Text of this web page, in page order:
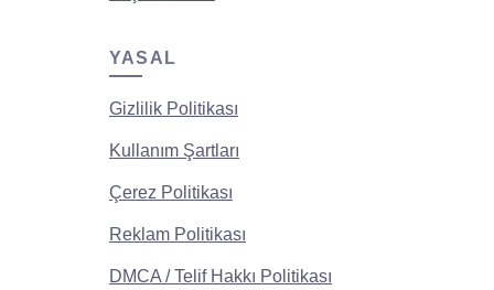
YASAL
Gizlilik Politikası
Kullanım Şartları
Çerez Politikası
Reklam Politikası
DMCA / Telif Hakkı Politikası